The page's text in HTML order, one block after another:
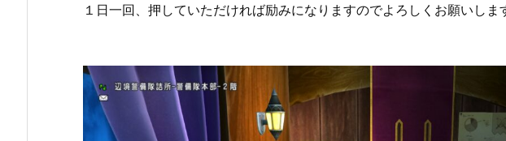
１日一回、押していただければ励みになりますのでよろしくお願いしま